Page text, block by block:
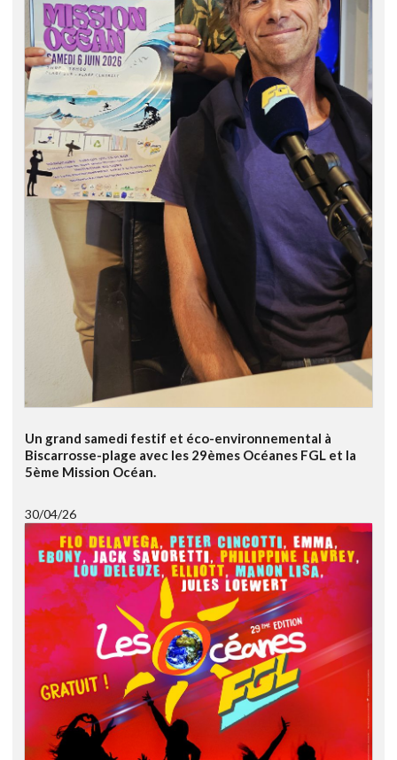
Un grand samedi festif et éco-environnemental à
Biscarrosse-plage avec les 29èmes Océanes FGL et la
5ème Mission Océan.
30/04/26